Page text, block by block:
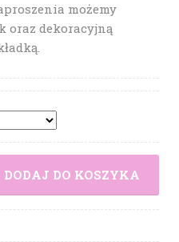
możemy
oraz dekoracyjną
DODAJ DO KOSZYKA